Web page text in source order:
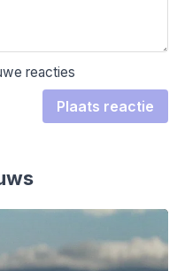
reacties
Plaats reactie